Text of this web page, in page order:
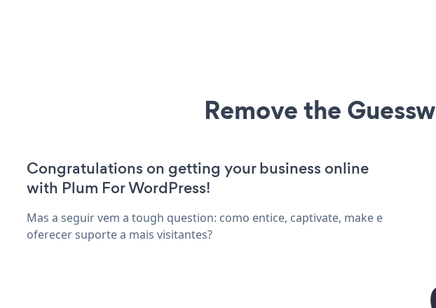
Remove the
Congratulations on getting your business online
with Plum For WordPress!
Mas a seguir vem a tough question: como entice, captivate, make e
oferecer suporte a mais visitantes?